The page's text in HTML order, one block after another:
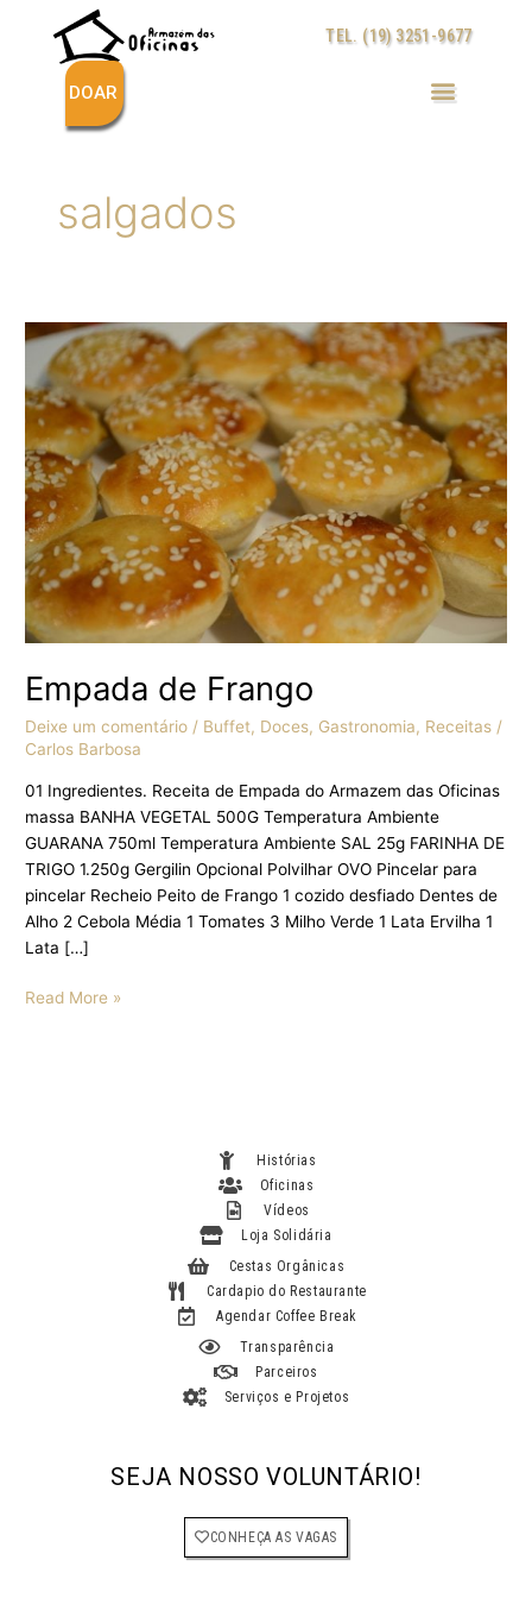
conteúdo
TEL. (19) 3251-9677
DOAR
salgados
Empada de Frango
Deixe um comentário / Buffet, Doces, Gastronomia, Receitas /
Carlos Barbosa
01 Ingredientes. Receita de Empada do Armazem das Oficinas
massa BANHA VEGETAL 500G Temperatura Ambiente
GUARANA 750ml Temperatura Ambiente SAL 25g FARINHA DE
TRIGO 1.250g Gergilin Opcional Polvilhar OVO Pincelar para
pincelar Recheio Peito de Frango 1 cozido desfiado Dentes de
Alho 2 Cebola Média 1 Tomates 3 Milho Verde 1 Lata Ervilha 1
Lata […]
Empada
Frango
Read More »
Histórias
Oficinas
Vídeos
Loja Solidária
Cestas Orgânicas
Cardapio do Restaurante
Agendar Coffee Break
Transparência
Parceiros
Serviços e Projetos
SEJA NOSSO VOLUNTÁRIO!
CONHEÇA AS VAGAS